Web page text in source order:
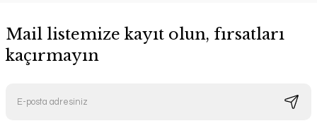
Mail listemize kayıt olun, fırsatları
kaçırmayın